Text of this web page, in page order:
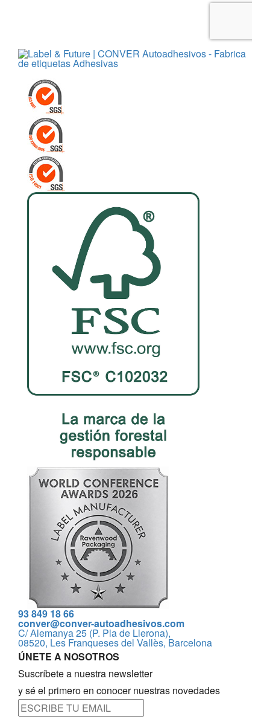
93 849 18 66
conver@conver-autoadhesivos.com
C/ Alemanya 25 (P. Pla de Llerona),
08520, Les Franqueses del Vallès, Barcelona
ÚNETE A NOSOTROS
Suscríbete a nuestra newsletter
y sé el primero en conocer nuestras novedades